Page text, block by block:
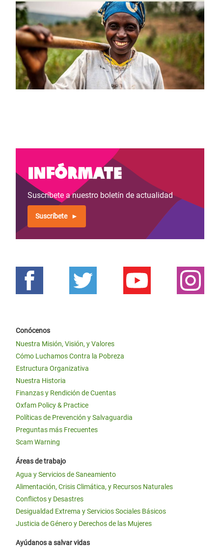
Infórmate
Suscríbete a nuestro boletín de actualidad
Suscríbete
Conócenos
Nuestra Misión, Visión, y Valores
Cómo Luchamos Contra la Pobreza
Estructura Organizativa
Nuestra Historia
Finanzas y Rendición de Cuentas
Oxfam Policy & Practice
Políticas de Prevención y Salvaguardia
Preguntas más Frecuentes
Scam Warning
Áreas de trabajo
Agua y Servicios de Saneamiento
Alimentación, Crisis Climática, y Recursos Naturales
Conflictos y Desastres
Desigualdad Extrema y Servicios Sociales Básicos
Justicia de Género y Derechos de las Mujeres
Ayúdanos a salvar vidas